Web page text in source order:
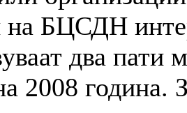
на БЦСДН
два пати
2008